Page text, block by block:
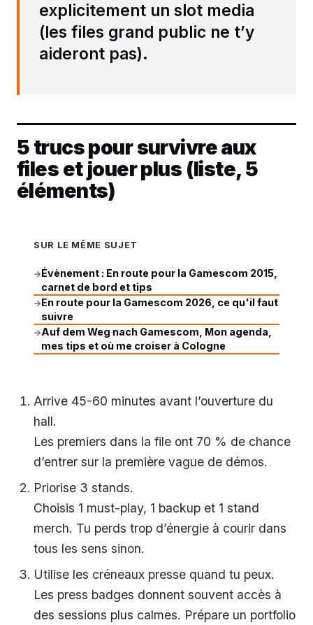
explicitement un slot media
(les files grand public ne t’y
aideront pas).
5 trucs pour survivre aux
files et jouer plus (liste, 5
éléments)
SUR LE MÊME SUJET
→Évènement : En route pour la Gamescom 2015,
carnet de bord et tips
→En route pour la Gamescom 2026, ce qu'il faut
suivre
→Auf dem Weg nach Gamescom, Mon agenda,
mes tips et où me croiser à Cologne
Arrive 45-60 minutes avant l’ouverture du
hall.
Les premiers dans la file ont 70 % de chance
d’entrer sur la première vague de démos.
Priorise 3 stands.
Choisis 1 must-play, 1 backup et 1 stand
merch. Tu perds trop d’énergie à courir dans
tous les sens sinon.
Utilise les créneaux presse quand tu peux.
Les press badges donnent souvent accès à
des sessions plus calmes. Prépare un portfolio